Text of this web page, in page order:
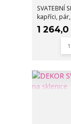
SVATEBNÍ
kapříci,
1 264,0